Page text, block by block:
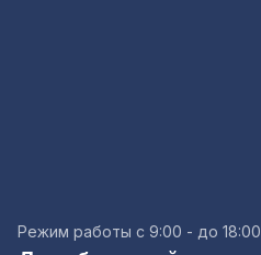
Режим работы с 9:00 - до 18:00